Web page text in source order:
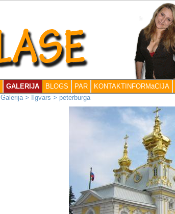
GALERIJA BLOGS PAR KONTAKTINFORMāCIJA
Galerija> Ilgvars > peterburga